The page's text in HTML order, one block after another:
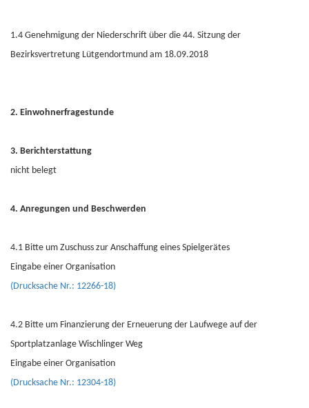
1.4 Genehmigung der Niederschrift über die 44. Sitzung der
Bezirksvertretung Lütgendortmund am 18.09.2018
2. Einwohnerfragestunde
3. Berichterstattung
nicht belegt
4. Anregungen und Beschwerden
4.1 Bitte um Zuschuss zur Anschaffung eines Spielgerätes
Eingabe einer Organisation
(Drucksache Nr.: 12266-18)
4.2 Bitte um Finanzierung der Erneuerung der Laufwege auf der
Sportplatzanlage Wischlinger Weg
Eingabe einer Organisation
(Drucksache Nr.: 12304-18)